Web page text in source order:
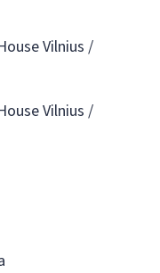
Vilnius /
Vilnius /